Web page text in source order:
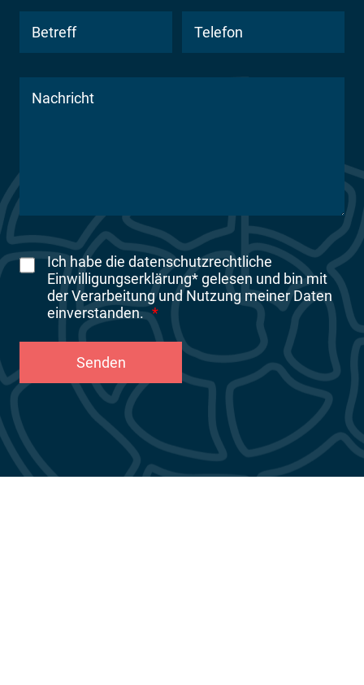
Ich habe die datenschutzrechtliche
Einwilligungserklärung* gelesen und bin mit
der Verarbeitung und Nutzung meiner Daten
einverstanden.